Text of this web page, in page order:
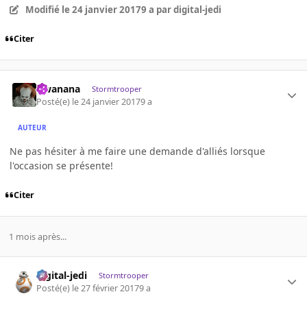
Modifié le 24 janvier 20179 a par digital-jedi
Citer
Gwanana Stormtrooper
Posté(e) le 24 janvier 20179 a
AUTEUR
Ne pas hésiter à me faire une demande d'alliés lorsque
l'occasion se présente!
Citer
1 mois après...
digital-jedi Stormtrooper
Posté(e) le 27 février 20179 a